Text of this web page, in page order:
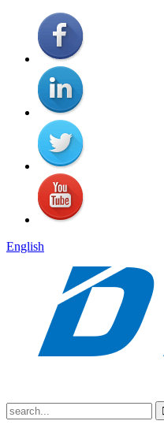
English